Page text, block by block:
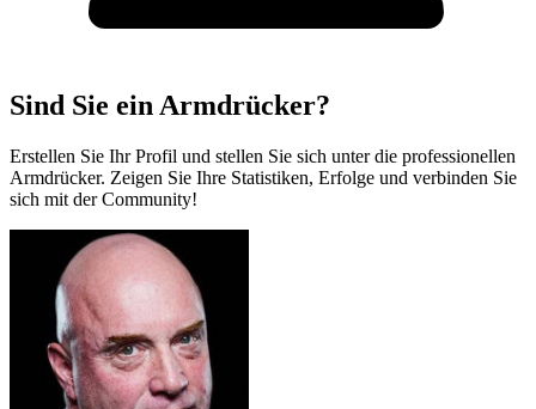
Sind Sie ein Armdrücker?
Erstellen Sie Ihr Profil und stellen Sie sich unter die professionellen
Armdrücker. Zeigen Sie Ihre Statistiken, Erfolge und verbinden Sie
sich mit der Community!